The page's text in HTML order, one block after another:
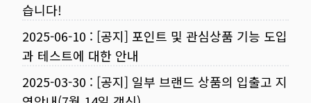
습니다!
2025-06-10 : [공지] 포인트 및 관심상품 기능 도입
과 테스트에 대한 안내
2025-03-30 : [공지] 일부 브랜드 상품의 입출고 지